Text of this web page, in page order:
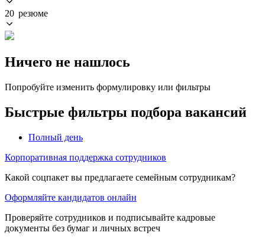
20 резюме
Ничего не нашлось
Попробуйте изменить формулировку или фильтры
Быстрые фильтры подбора вакансий
Полный день
Корпоративная поддержка сотрудников
Какой соцпакет вы предлагаете семейным сотрудникам?
Оформляйте кандидатов онлайн
Проверяйте сотрудников и подписывайте кадровые
документы без бумаг и личных встреч